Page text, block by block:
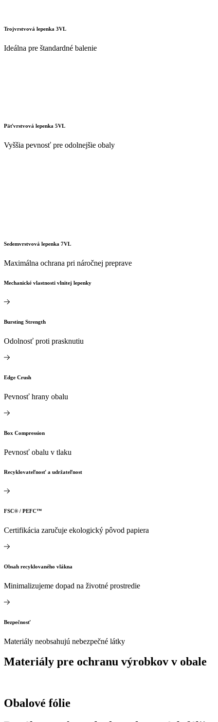
Trojvrstvová lepenka 3VL
Ideálna pre štandardné balenie
Päťvrstvová lepenka 5VL
Vyššia pevnosť pre odolnejšie obaly
Sedemvrstvová lepenka 7VL
Maximálna ochrana pri náročnej preprave
Mechanické vlastnosti vlnitej lepenky
Bursting Strength
Odolnosť proti prasknutiu
Edge Crush
Pevnosť hrany obalu
Box Compression
Pevnosť obalu v tlaku
Recyklovateľnosť a udržateľnost
FSC® / PEFC™
Certifikácia zaručuje ekologický pôvod papiera
Obsah recyklovaného vlákna
Minimalizujeme dopad na životné prostredie
Bezpečnosť
Materiály neobsahujú nebezpečné látky
Materiály pre ochranu výrobkov v obale
Obalové fólie